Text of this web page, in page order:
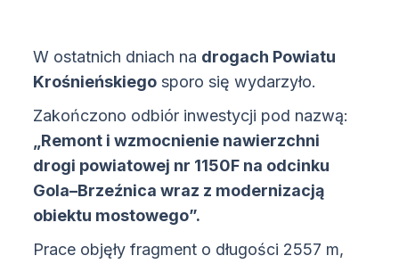
W ostatnich dniach na drogach Powiatu
Krośnieńskiego sporo się wydarzyło.
Zakończono odbiór inwestycji pod nazwą:
„Remont i wzmocnienie nawierzchni
drogi powiatowej nr 1150F na odcinku
Gola–Brzeźnica wraz z modernizacją
obiektu mostowego”.
Prace objęły fragment o długości 2557 m,